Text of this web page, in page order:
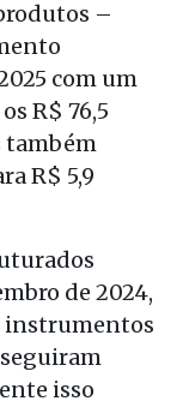
–
com um
R$ 76,5
também
R$ 5,9
de 2024,
instrumentos
isso